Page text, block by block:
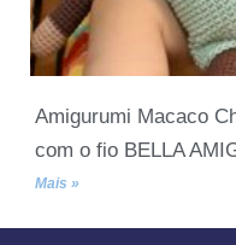
Amigurumi Macaco
com o fio BELLA
Mais »